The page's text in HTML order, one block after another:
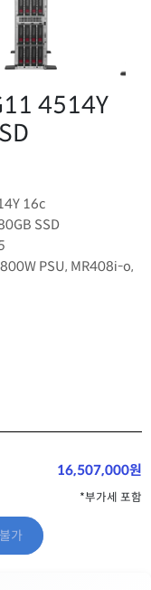
4514Y
16c
SSD
PSU, MR408i-o,
16,507,000원
*부가세 포함
가